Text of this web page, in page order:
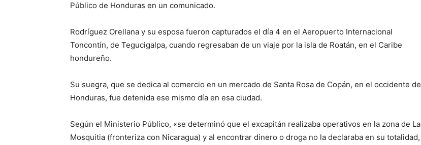
Público de Honduras en un comunicado.
Rodríguez Orellana y su esposa fueron capturados el día 4 en el Aeropuerto Internacional
Toncontín, de Tegucigalpa, cuando regresaban de un viaje por la isla de Roatán, en el Caribe
hondureño.
Su suegra, que se dedica al comercio en un mercado de Santa Rosa de Copán, en el occidente de
Honduras, fue detenida ese mismo día en esa ciudad.
Según el Ministerio Público, «se determinó que el excapitán realizaba operativos en la zona de La
Mosquitia (fronteriza con Nicaragua) y al encontrar dinero o droga no la declaraba en su totalidad,